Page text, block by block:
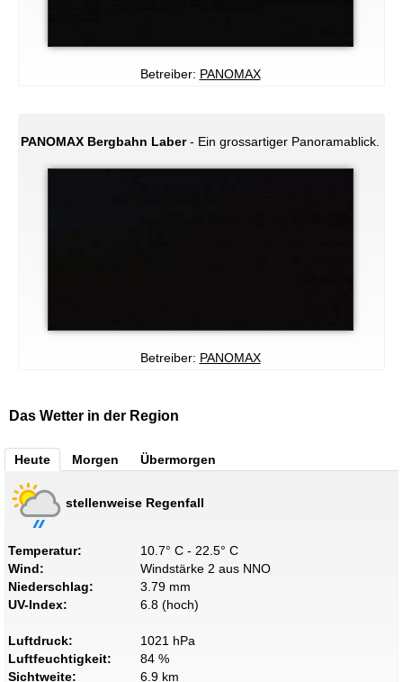
Betreiber: PANOMAX
PANOMAX Bergbahn Laber- Ein grossartiger Panoramablick.
Betreiber: PANOMAX
Das Wetter in der Region
Heute Morgen Übermorgen
stellenweise Regenfall
Temperatur:
10.7° C - 22.5° C
Wind:
Windstärke 2 aus NNO
Niederschlag:
3.79 mm
UV-Index:
6.8 (hoch)
Luftdruck:
1021 hPa
Luftfeuchtigkeit:
84 %
Sichtweite:
6.9 km